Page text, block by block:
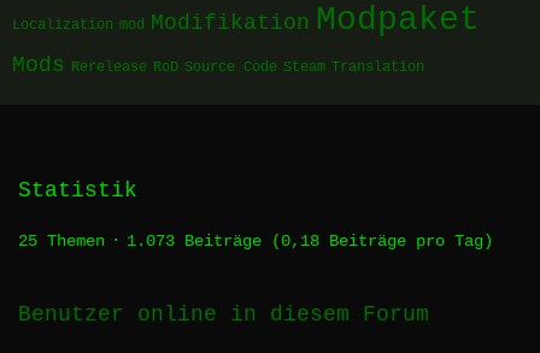
Localization mod Modifikation Modpaket
Mods Rerelease RoD Source Code Steam Translation
Statistik
25 Themen 1.073 Beiträge (0,18 Beiträge pro Tag)
Benutzer online in diesem Forum